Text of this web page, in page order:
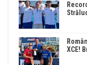
XCE!